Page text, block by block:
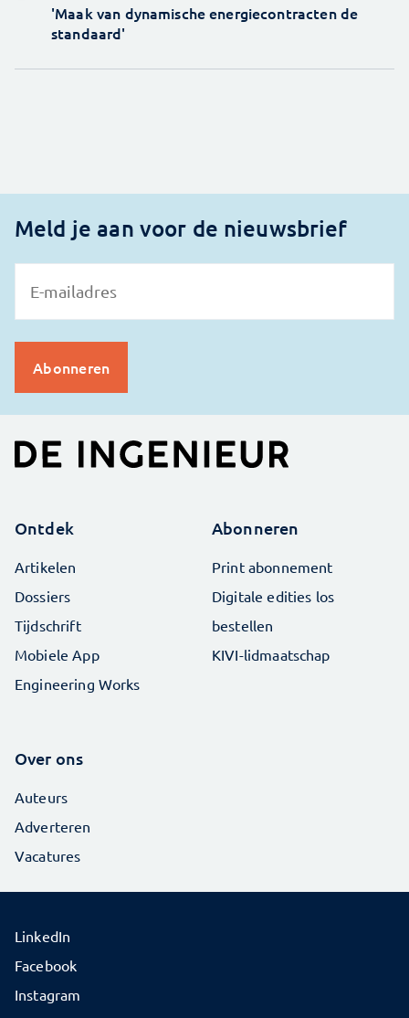
'Maak van dynamische energiecontracten de
standaard'
Meld je aan voor de nieuwsbrief
Ontdek
Artikelen
Dossiers
Tijdschrift
Mobiele App
Engineering Works
Abonneren
Print abonnement
Digitale edities los
bestellen
KIVI-lidmaatschap
Over ons
Auteurs
Adverteren
Vacatures
LinkedIn
Facebook
Instagram